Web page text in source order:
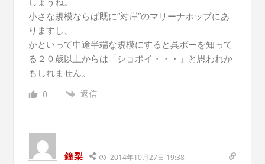
小さな規模ならば既に“対岸”のマリーナホップにあ
りますし、
かといって中途半端な規模にすると呉ポーを知って
る２０歳以上からは「ショボイ・・・」と思われか
もしれません。
0 返信
鐘梨 2014年10月27日 19:38